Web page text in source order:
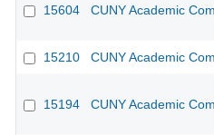
15604 CUNY Academic
15210 CUNY Academic
15194 CUNY Academic